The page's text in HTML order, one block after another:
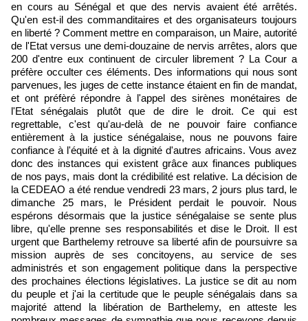
en cours au Sénégal et que des nervis avaient été arrêtés.
Qu'en est-il des commanditaires et des organisateurs toujours
en liberté ? Comment mettre en comparaison, un Maire, autorité
de l'Etat versus une demi-douzaine de nervis arrêtes, alors que
200 d'entre eux continuent de circuler librement ? La Cour a
préfère occulter ces éléments. Des informations qui nous sont
parvenues, les juges de cette instance étaient en fin de mandat,
et ont préfèré répondre à l'appel des sirènes monétaires de
l'Etat sénégalais plutôt que de dire le droit. Ce qui est
regrettable, c'est qu'au-delà de ne pouvoir faire confiance
entièrement à la justice sénégalaise, nous ne pouvons faire
confiance à l'équité et à la dignité d'autres africains. Vous avez
donc des instances qui existent grâce aux finances publiques
de nos pays, mais dont la crédibilité est relative. La décision de
la CEDEAO a été rendue vendredi 23 mars, 2 jours plus tard, le
dimanche 25 mars, le Président perdait le pouvoir. Nous
espérons désormais que la justice sénégalaise se sente plus
libre, qu'elle prenne ses responsabilités et dise le Droit. Il est
urgent que Barthelemy retrouve sa liberté afin de poursuivre sa
mission auprès de ses concitoyens, au service de ses
administrés et son engagement politique dans la perspective
des prochaines élections législatives. La justice se dit au nom
du peuple et j'ai la certitude que le peuple sénégalais dans sa
majorité attend la libération de Barthelemy, en atteste les